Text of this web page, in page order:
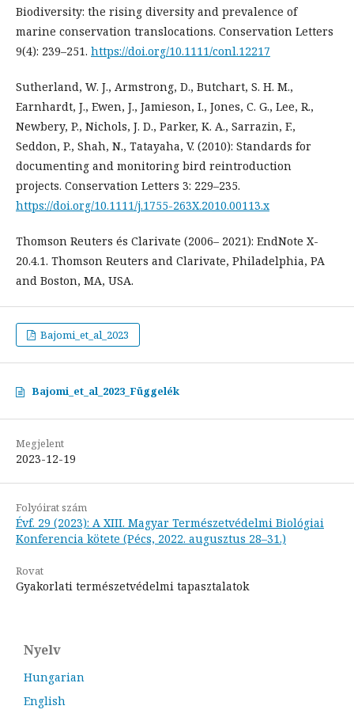
Biodiversity: the rising diversity and prevalence of
marine conservation translocations. Conservation Letters
9(4): 239–251. https://doi.org/10.1111/conl.12217
Sutherland, W. J., Armstrong, D., Butchart, S. H. M.,
Earnhardt, J., Ewen, J., Jamieson, I., Jones, C. G., Lee, R.,
Newbery, P., Nichols, J. D., Parker, K. A., Sarrazin, F.,
Seddon, P., Shah, N., Tatayaha, V. (2010): Standards for
documenting and monitoring bird reintroduction
projects. Conservation Letters 3: 229–235.
https://doi.org/10.1111/j.1755-263X.2010.00113.x
Thomson Reuters és Clarivate (2006– 2021): EndNote X-
20.4.1. Thomson Reuters and Clarivate, Philadelphia, PA
and Boston, MA, USA.
Bajomi_et_al_2023
Bajomi_et_al_2023_Függelék
Megjelent
2023-12-19
Folyóirat szám
Évf. 29 (2023): A XIII. Magyar Természetvédelmi Biológiai
Konferencia kötete (Pécs, 2022. augusztus 28–31.)
Rovat
Gyakorlati természetvédelmi tapasztalatok
Nyelv
Hungarian
English